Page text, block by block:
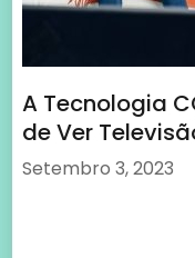
A Tecnologia
de Ver
Setembro 3, 2023